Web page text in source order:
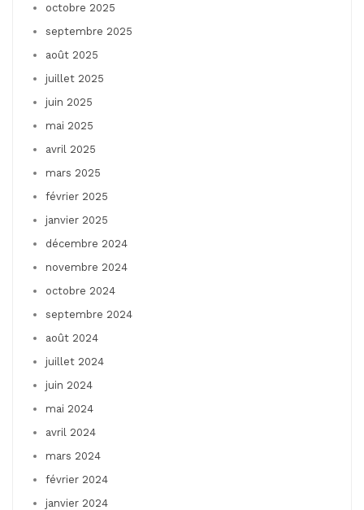
octobre 2025
septembre 2025
août 2025
juillet 2025
juin 2025
mai 2025
avril 2025
mars 2025
février 2025
janvier 2025
décembre 2024
novembre 2024
octobre 2024
septembre 2024
août 2024
juillet 2024
juin 2024
mai 2024
avril 2024
mars 2024
février 2024
janvier 2024